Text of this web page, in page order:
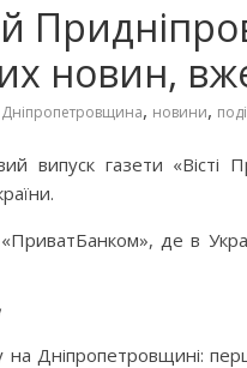
новин,
Дніпропетровщина, новини,
випуск газети «Вісті
де в
Дніпропетровщині: